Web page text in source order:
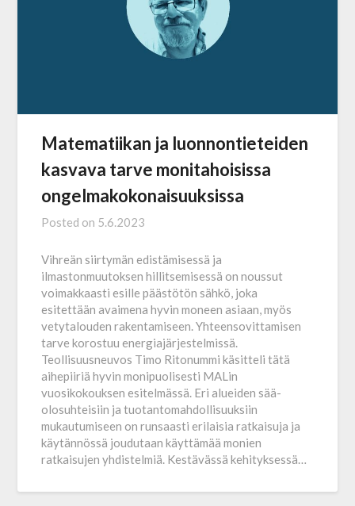
Matematiikan ja luonnontieteiden
kasvava tarve monitahoisissa
ongelmakokonaisuuksissa
Posted on 5.6.2023
Vihreän siirtymän edistämisessä ja
ilmastonmuutoksen hillitsemisessä on noussut
voimakkaasti esille päästötön sähkö, joka
esitettään avaimena hyvin moneen asiaan, myös
vetytalouden rakentamiseen. Yhteensovittamisen
tarve korostuu energia­järjestelmissä.
Teollisuusneuvos Timo Ritonummi käsitteli tätä
aihepiiriä hyvin monipuolisesti MALin
vuosikokouksen esitelmässä. Eri alueiden sää­
olosuhteisiin ja tuotantomahdollisuuksiin
mukautumiseen on runsaasti erilaisia ratkaisuja ja
käytännössä joudutaan käyttämää monien
ratkaisujen yhdistelmiä. Kestävässä kehityksessä…